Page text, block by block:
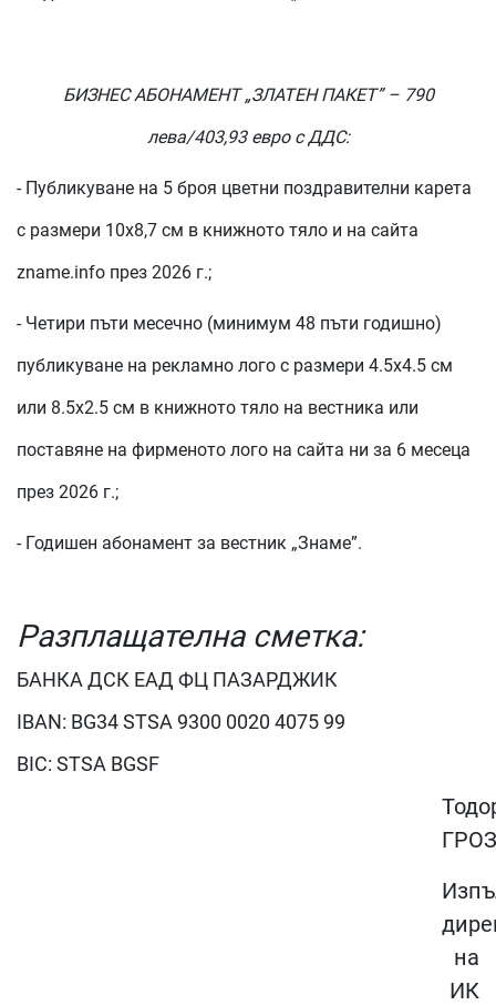
БИЗНЕС АБОНАМЕНТ „ЗЛАТЕН ПАКЕТ” – 790
лева/403,93 евро с ДДС:
- Публикуване на 5 броя цветни поздравителни карета
с размери 10х8,7 см в книжното тяло и на сайта
zname.info през 2026 г.;
- Четири пъти месечно (минимум 48 пъти годишно)
публикуване на рекламно лого с размери 4.5х4.5 см
или 8.5х2.5 см в книжното тяло на вестника или
поставяне на фирменото лого на сайта ни за 6 месеца
през 2026 г.;
- Годишен абонамент за вестник „Знаме”.
Разплащателна сметка:
БАНКА ДСК ЕАД ФЦ ПАЗАРДЖИК
IBAN: BG34 STSA 9300 0020 4075 99
BIC: STSA BGSF
на
ИК